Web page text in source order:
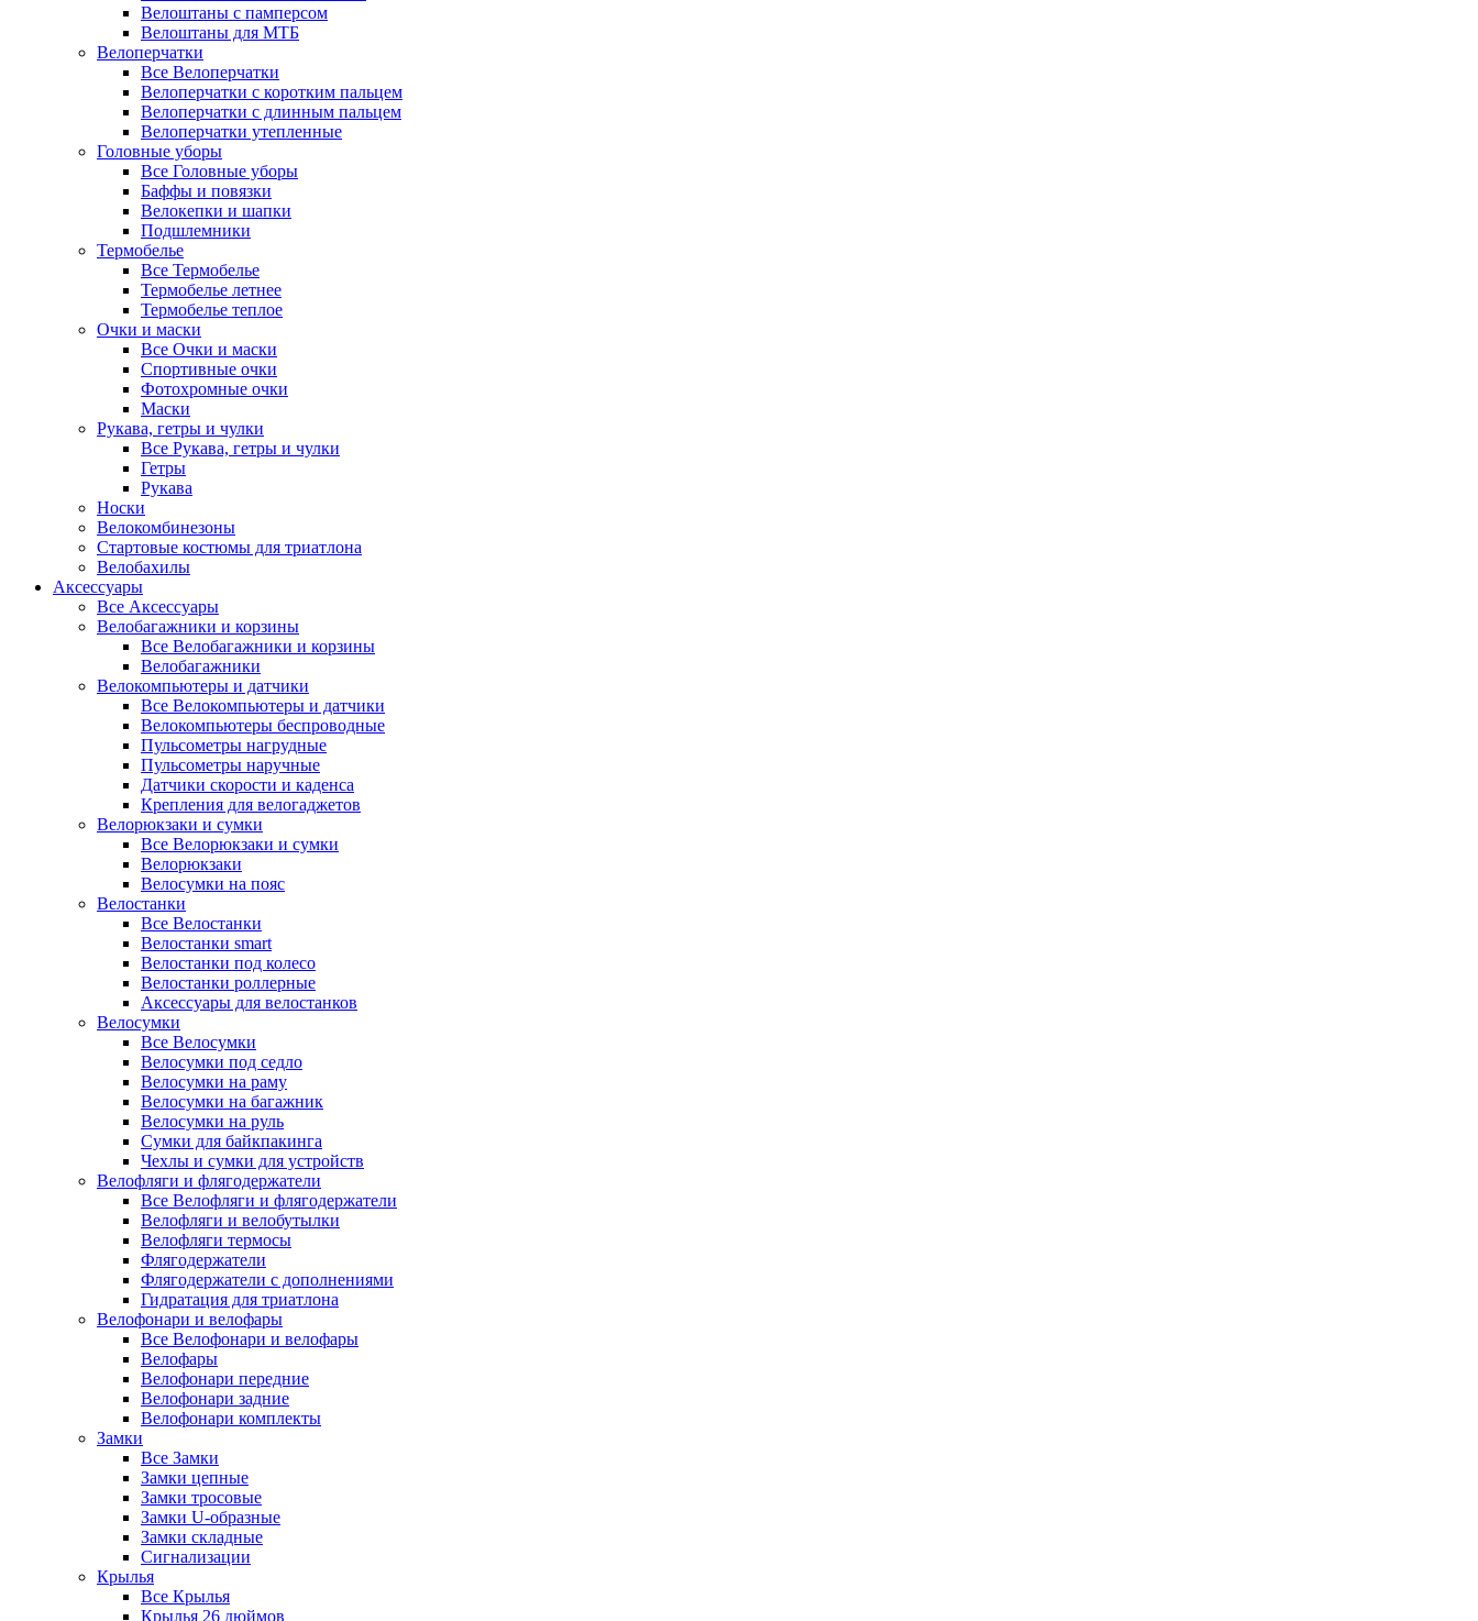
Велоштаны с памперсом
Велоштаны для МТБ
Велоперчатки
Все Велоперчатки
Велоперчатки с коротким пальцем
Велоперчатки с длинным пальцем
Велоперчатки утепленные
Головные уборы
Все Головные уборы
Баффы и повязки
Велокепки и шапки
Подшлемники
Термобелье
Все Термобелье
Термобелье летнее
Термобелье теплое
Очки и маски
Все Очки и маски
Спортивные очки
Фотохромные очки
Маски
Рукава, гетры и чулки
Все Рукава, гетры и чулки
Гетры
Рукава
Носки
Велокомбинезоны
Стартовые костюмы для триатлона
Велобахилы
Аксессуары
Все Аксессуары
Велобагажники и корзины
Все Велобагажники и корзины
Велобагажники
Велокомпьютеры и датчики
Все Велокомпьютеры и датчики
Велокомпьютеры беспроводные
Пульсометры нагрудные
Пульсометры наручные
Датчики скорости и каденса
Крепления для велогаджетов
Велорюкзаки и сумки
Все Велорюкзаки и сумки
Велорюкзаки
Велосумки на пояс
Велостанки
Все Велостанки
Велостанки smart
Велостанки под колесо
Велостанки роллерные
Аксессуары для велостанков
Велосумки
Все Велосумки
Велосумки под седло
Велосумки на раму
Велосумки на багажник
Велосумки на руль
Сумки для байкпакинга
Чехлы и сумки для устройств
Велофляги и флягодержатели
Все Велофляги и флягодержатели
Велофляги и велобутылки
Велофляги термосы
Флягодержатели
Флягодержатели с дополнениями
Гидратация для триатлона
Велофонари и велофары
Все Велофонари и велофары
Велофары
Велофонари передние
Велофонари задние
Велофонари комплекты
Замки
Все Замки
Замки цепные
Замки тросовые
Замки U-образные
Замки складные
Сигнализации
Крылья
Все Крылья
Крылья 26 дюймов